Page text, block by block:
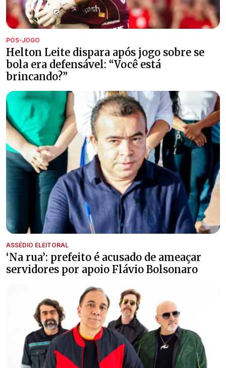
PÓS-JOGO
Helton Leite dispara após jogo sobre se
bola era defensável: “Você está
brincando?”
ASSÉDIO ELEITORAL
‘Na rua’: prefeito é acusado de ameaçar
servidores por apoio Flávio Bolsonaro